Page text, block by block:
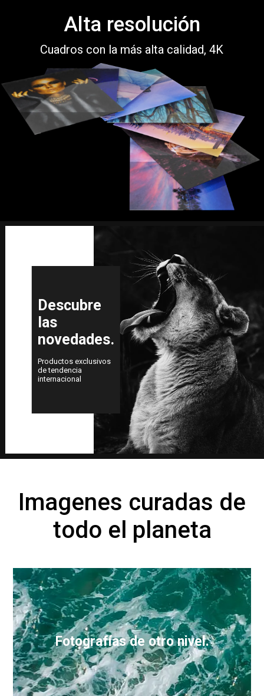
Alta resolución
Cuadros con la más alta calidad, 4K
Descubre
las
novedades.
Productos exclusivos
de tendencia
internacional
Imagenes curadas de
todo el planeta
Fotografías de otro nivel.